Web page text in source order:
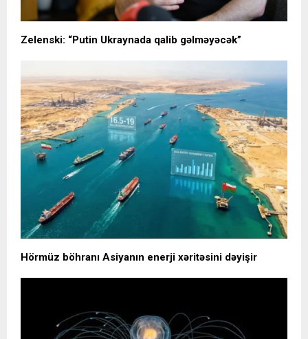
Zelenski: “Putin Ukraynada qalib gəlməyəcək”
Hörmüz böhranı Asiyanın enerji xəritəsini dəyişir